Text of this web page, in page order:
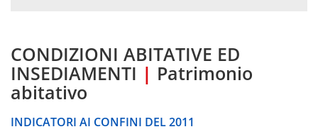
CONDIZIONI ABITATIVE ED
INSEDIAMENTI | Patrimonio
abitativo
INDICATORI AI CONFINI DEL 2011